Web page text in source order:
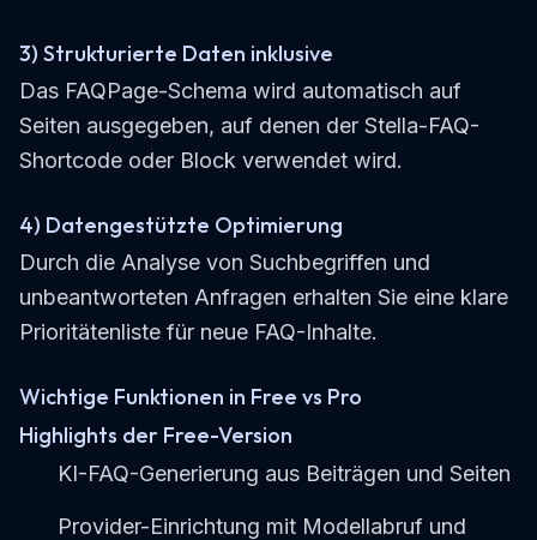
3) Strukturierte Daten inklusive
Das FAQPage-Schema wird automatisch auf
Seiten ausgegeben, auf denen der Stella-FAQ-
Shortcode oder Block verwendet wird.
4) Datengestützte Optimierung
Durch die Analyse von Suchbegriffen und
unbeantworteten Anfragen erhalten Sie eine klare
Prioritätenliste für neue FAQ-Inhalte.
Wichtige Funktionen in Free vs Pro
Highlights der Free-Version
KI-FAQ-Generierung aus Beiträgen und Seiten
Provider-Einrichtung mit Modellabruf und